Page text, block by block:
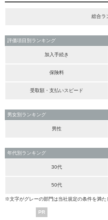
総合ラ
評価項目別ランキング
加入手続き
保険料
受取額・支払いスピード
男女別ランキング
男性
年代別ランキング
30代
50代
※文字がグレーの部門は当社規定の条件を満た
PR